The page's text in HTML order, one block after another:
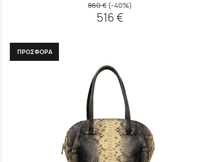
860 € (-40%)
516 €
ΠΡΟΣΦΟΡΑ